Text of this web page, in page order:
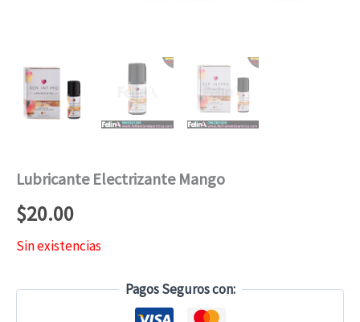
Lubricante Electrizante Mango
$20.00
Sin existencias
Pagos Seguros con: